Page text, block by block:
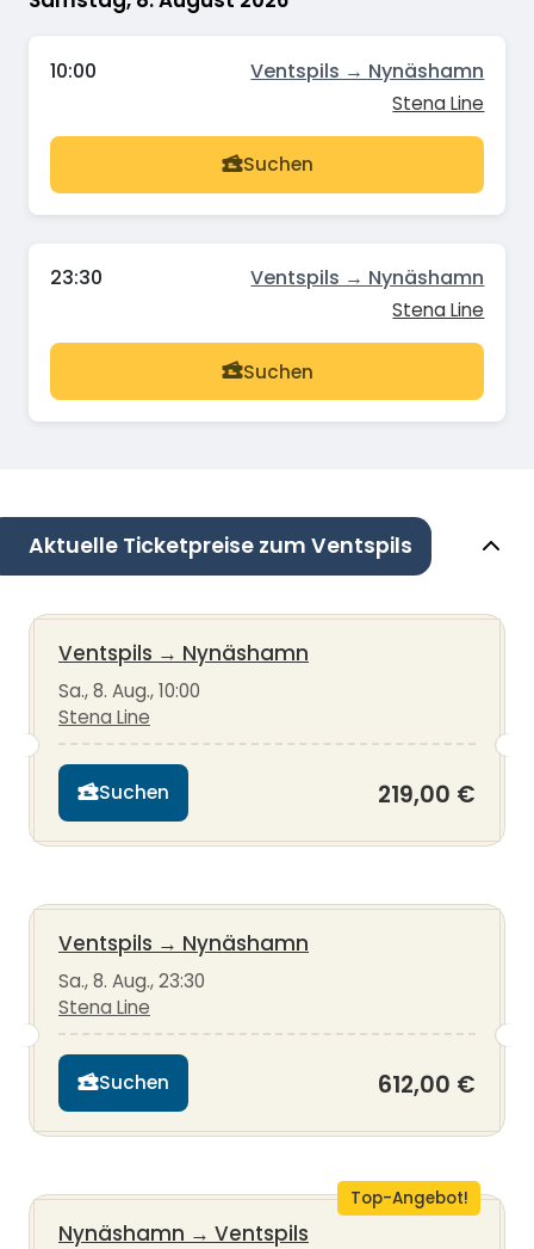
10:00 Ventspils → Nynäshamn
Stena Line
Suchen
23:30 Ventspils → Nynäshamn
Stena Line
Suchen
Aktuelle Ticketpreise zum Ventspils
Ventspils → Nynäshamn
Sa., 8. Aug., 10:00
Stena Line
Suchen 219,00 €
Ventspils → Nynäshamn
Sa., 8. Aug., 23:30
Stena Line
Suchen 612,00 €
Top-Angebot!
Nynäshamn → Ventspils